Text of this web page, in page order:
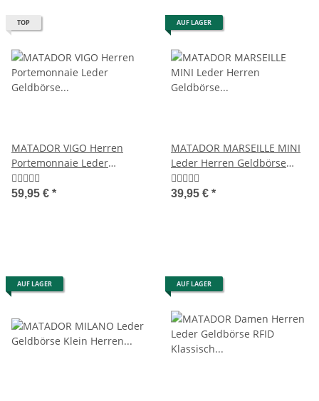
TOP
MATADOR VIGO Herren
Portemonnaie Leder
Geldbörse Brieftasche RFID
59,95 € *
AUF LAGER
MATADOR MARSEILLE MINI
Leder Herren Geldbörse
Börse Klein RFID
39,95 € *
AUF LAGER AUF LAGER